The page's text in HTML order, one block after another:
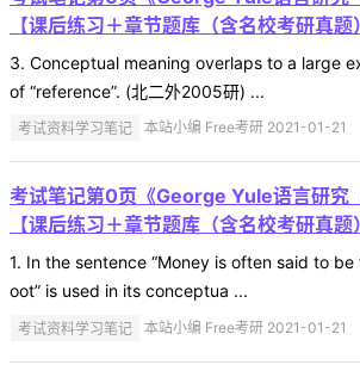
【课后练习＋章节题库（含名校考研真题
3. Conceptual meaning overlaps to a large
of “reference”. (北二外2005研) ...
考试资料学习笔记 本站小编 Free考研 2021-01-21
考试笔记第0页《George Yule语言研究
【课后练习＋章节题库（含名校考研真题
1. In the sentence “Money is often said to be
oot” is used in its conceptua ...
考试资料学习笔记 本站小编 Free考研 2021-01-21